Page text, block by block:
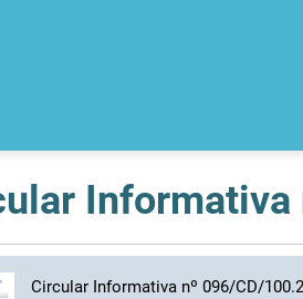
Circular Informativa nº 096/CD/